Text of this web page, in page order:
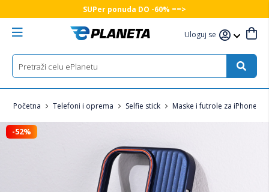
SUPer ponuda DO -60% ==>
Uloguj se
Početna Telefoni i oprema Selfie stick Maske i futrole za iPhone
-52%